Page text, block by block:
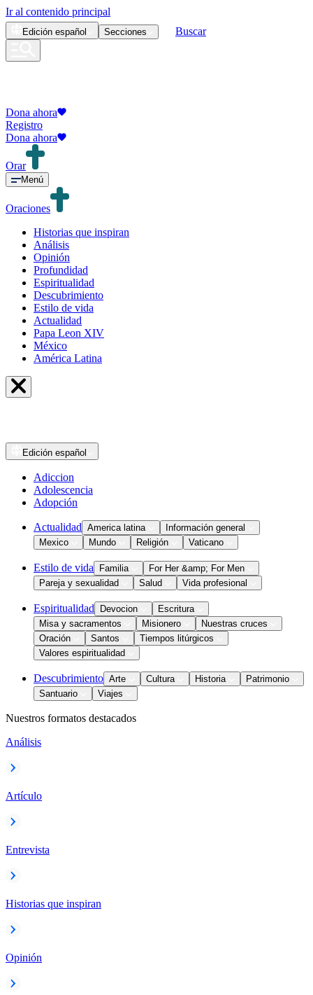
Ir al contenido principal
Edición español Secciones Buscar
Dona ahora
Registro
Dona ahora
Orar
Menú
Oraciones
Historias que inspiran
Análisis
Opinión
Profundidad
Espiritualidad
Descubrimiento
Estilo de vida
Actualidad
Papa Leon XIV
México
América Latina
Edición español
Adiccion
Adolescencia
Adopción
Actualidad America latina
Información general
Mexico
Mundo Religión Vaticano
Estilo de vida Familia
For Her &amp; For Men
Pareja y sexualidad
Salud Vida profesional
Espiritualidad Devocion
Escritura
Misa y sacramentos
Misionero
Nuestras cruces
Oración
Santos
Tiempos litúrgicos
Valores espiritualidad
Descubrimiento Arte Cultura Historia
Patrimonio
Santuario
Viajes
Nuestros formatos destacados
Análisis
Artículo
Entrevista
Historias que inspiran
Opinión